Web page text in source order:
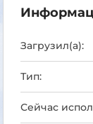
Загрузил(а):
Тип:
Сейчас